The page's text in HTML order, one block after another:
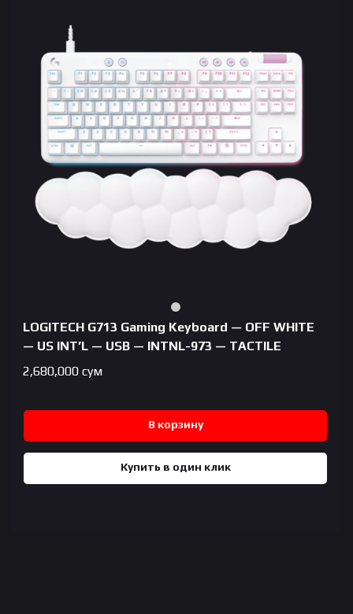
LOGITECH G713 Gaming Keyboard — OFF WHITE
— US INT’L — USB — INTNL-973 — TACTILE
2,680,000 сум
В корзину
Купить в один клик